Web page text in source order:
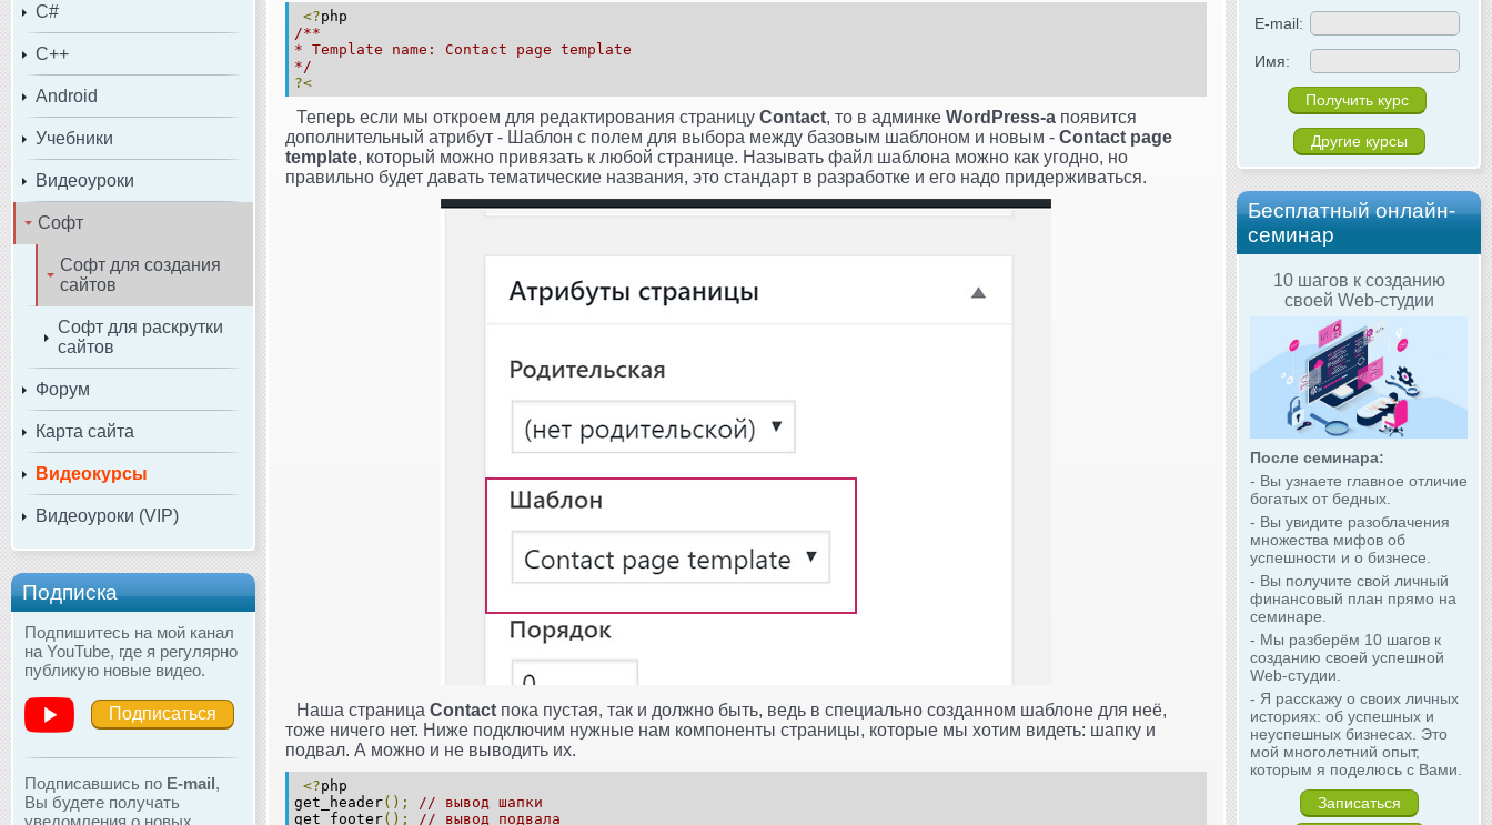
C#
C++
Android
Учебники
Видеоуроки
Софт
Софт для создания
сайтов
Софт для раскрутки
сайтов
Форум
Карта сайта
Видеокурсы
Видеоуроки (VIP)
Подписка
Подпишитесь на мой канал
на YouTube, где я регулярно
публикую новые видео.
Подписаться
Подписавшись по E-mail,
Вы будете получать
уведомления о новых
E-mail:
Имя:
Другие курсы
Бесплатный онлайн-
семинар
10 шагов к созданию
своей Web-студии
После семинара:
- Вы узнаете главное отличие
богатых от бедных.
- Вы увидите разоблачения
множества мифов об
успешности и о бизнесе.
- Вы получите свой личный
финансовый план прямо на
семинаре.
- Мы разберём 10 шагов к
созданию своей успешной
Web-студии.
- Я расскажу о своих личных
историях: об успешных и
неуспешных бизнесах. Это
мой многолетний опыт,
которым я поделюсь с Вами.
Записаться
<?php
/**
* Template name: Contact page template
*/
?<
Теперь если мы откроем для редактирования страницу Contact, то в админке WordPress-а появится
дополнительный атрибут - Шаблон с полем для выбора между базовым шаблоном и новым - Contact page
template, который можно привязать к любой странице. Называть файл шаблона можно как угодно, но
правильно будет давать тематические названия, это стандарт в разработке и его надо придерживаться.
Наша страница Contact пока пустая, так и должно быть, ведь в специально созданном шаблоне для неё,
тоже ничего нет. Ниже подключим нужные нам компоненты страницы, которые мы хотим видеть: шапку и
подвал. А можно и не выводить их.
<?php
get_header();
// вывод шапки
get_footer();
// вывод подвала